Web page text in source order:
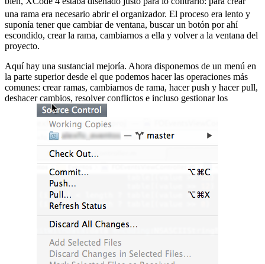
una rama era necesario abrir el organizador. El proceso era lento y
suponía tener que cambiar de ventana, buscar un botón por ahí
escondido, crear la rama, cambiarnos a ella y volver a la ventana del
proyecto.
Aquí hay una sustancial mejoría. Ahora disponemos de un menú en
la parte superior desde el que podemos hacer las operaciones más
comunes: crear ramas, cambiarnos de rama, hacer push y hacer pull,
deshacer cambios, resolver conflictos e incluso gestionar los